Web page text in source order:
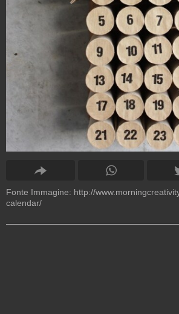
Fonte Immagine: http://
calendar/